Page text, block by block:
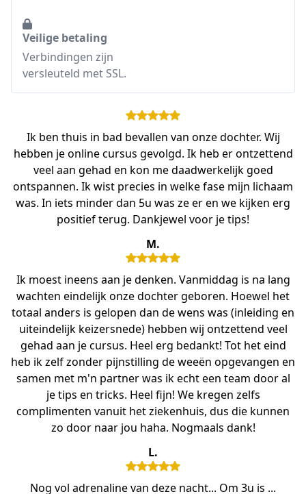
Veilige betaling
Verbindingen zijn
versleuteld met SSL.
Ik ben thuis in bad bevallen van onze dochter. Wij
hebben je online cursus gevolgd. Ik heb er ontzettend
veel aan gehad en kon me daadwerkelijk goed
ontspannen. Ik wist precies in welke fase mijn lichaam
was. In iets minder dan 5u was ze er en we kijken erg
positief terug. Dankjewel voor je tips!
M.
Ik moest ineens aan je denken. Vanmiddag is na lang
wachten eindelijk onze dochter geboren. Hoewel het
totaal anders is gelopen dan de wens was (inleiding en
uiteindelijk keizersnede) hebben wij ontzettend veel
gehad aan je cursus. Heel erg bedankt! Tot het eind
heb ik zelf zonder pijnstilling de weeën opgevangen en
samen met m'n partner was ik echt een team door al
je tips en tricks. Heel fijn! We kregen zelfs
complimenten vanuit het ziekenhuis, dus die kunnen
zo door naar jou haha. Nogmaals dank!
L.
Nog vol adrenaline van deze nacht... Om 3u is ...